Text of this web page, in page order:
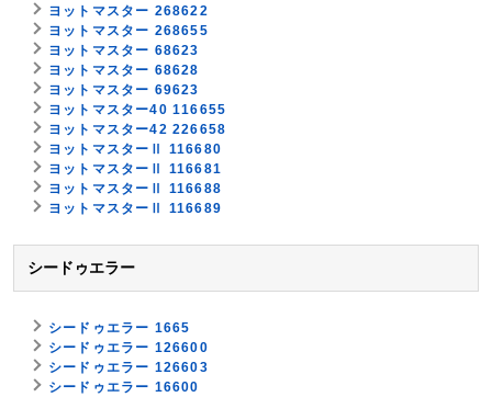
ヨットマスター 268622
ヨットマスター 268655
ヨットマスター 68623
ヨットマスター 68628
ヨットマスター 69623
ヨットマスター40 116655
ヨットマスター42 226658
ヨットマスターⅡ 116680
ヨットマスターⅡ 116681
ヨットマスターⅡ 116688
ヨットマスターⅡ 116689
シードゥエラー
シードゥエラー 1665
シードゥエラー 126600
シードゥエラー 126603
シードゥエラー 16600